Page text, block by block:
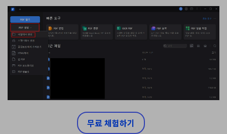
무료 체험하기